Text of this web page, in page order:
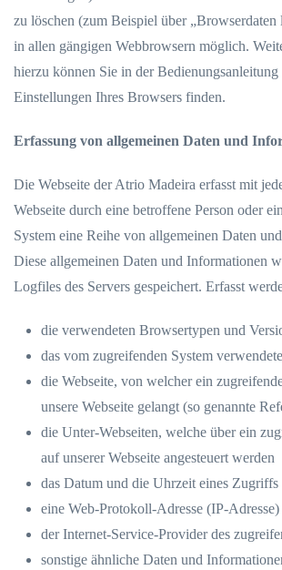
zu löschen (zum Beispiel über „Browserdaten
in allen gängigen Webbrowsern möglich.
hierzu können Sie in der Bedienungsanleitung
Einstellungen Ihres Browsers finden.
Erfassung von allgemeinen Daten und
Die Webseite der Atrio Madeira erfasst mit
Webseite durch eine betroffene Person oder
System eine Reihe von allgemeinen Daten
Diese allgemeinen Daten und Informationen
Logfiles des Servers gespeichert. Erfasst
die verwendeten Browsertypen und
das vom zugreifenden System
die Webseite, von welcher ein
unsere Webseite gelangt (so genannte
die Unter-Webseiten, welche über ein
auf unserer Webseite angesteuert werden
das Datum und die Uhrzeit eines Zugriffs
eine Web-Protokoll-Adresse (IP-Adresse)
der Internet-Service-Provider des
sonstige ähnliche Daten und